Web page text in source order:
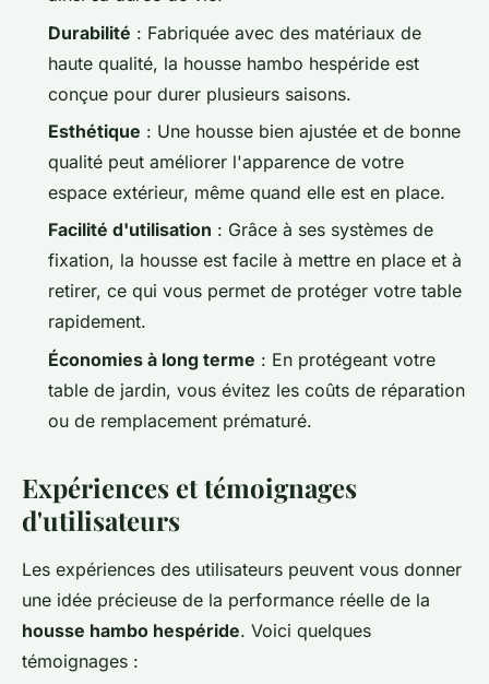
Durabilité : Fabriquée avec des matériaux de
haute qualité, la housse hambo hespéride est
conçue pour durer plusieurs saisons.
Esthétique : Une housse bien ajustée et de bonne
qualité peut améliorer l'apparence de votre
espace extérieur, même quand elle est en place.
Facilité d'utilisation : Grâce à ses systèmes de
fixation, la housse est facile à mettre en place et à
retirer, ce qui vous permet de protéger votre table
rapidement.
Économies à long terme : En protégeant votre
table de jardin, vous évitez les coûts de réparation
ou de remplacement prématuré.
Expériences et témoignages
d'utilisateurs
Les expériences des utilisateurs peuvent vous donner
une idée précieuse de la performance réelle de la
housse hambo hespéride. Voici quelques
témoignages :